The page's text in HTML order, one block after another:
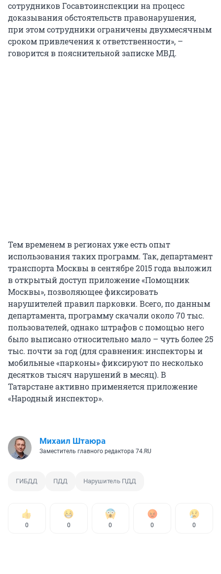
сотрудников Госавтоинспекции на процесс
доказывания обстоятельств правонарушения,
при этом сотрудники ограничены двухмесячным
сроком привлечения к ответственности», –
говорится в пояснительной записке МВД.
Тем временем в регионах уже есть опыт
использования таких программ. Так, департамент
транспорта Москвы в сентябре 2015 года выложил
в открытый доступ приложение «Помощник
Москвы», позволяющее фиксировать
нарушителей правил парковки. Всего, по данным
департамента, программу скачали около 70 тыс.
пользователей, однако штрафов с помощью него
было выписано относительно мало – чуть более 25
тыс. почти за год (для сравнения: инспекторы и
мобильные «парконы» фиксируют по несколько
десятков тысяч нарушений в месяц). В
Татарстане активно применяется приложение
«Народный инспектор».
Михаил Штаюра
Заместитель главного редактора 74.RU
ГИБДД ПДД Нарушитель ПДД
0 0 0 0 0